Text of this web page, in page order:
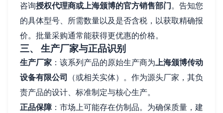
咨询授权代理商或上海颁博的官方销售部门。告知您
的具体型号、所需数量以及是否含税，以获取精确报
价。批量采购通常能获得更优惠的价格。
三、 生产厂家与正品识别
生产厂家 ：该系列产品的原始生产商为上海颁博传动
设备有限公司
（或相关实体）。作为源头厂家，其负
责产品的设计、标准制定与核心生产。
正品保障：市场上可能存在仿制品。为确保质量，建